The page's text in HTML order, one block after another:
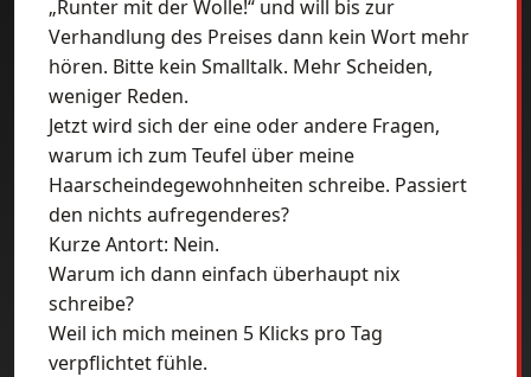
„Runter mit der Wolle!“ und will bis zur
Verhandlung des Preises dann kein Wort mehr
hören. Bitte kein Smalltalk. Mehr Scheiden,
weniger Reden.
Jetzt wird sich der eine oder andere Fragen,
warum ich zum Teufel über meine
Haarscheindegewohnheiten schreibe. Passiert
den nichts aufregenderes?
Kurze Antort: Nein.
Warum ich dann einfach überhaupt nix
schreibe?
Weil ich mich meinen 5 Klicks pro Tag
verpflichtet fühle.